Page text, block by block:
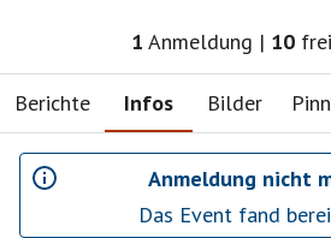
1 Anmeldung | 10
Berichte Infos Bilder
Anmeldung nicht
Das Event fand